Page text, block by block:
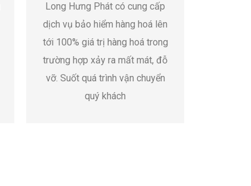
Long Hưng Phát có cung cấp
dịch vụ bảo hiểm hàng hoá lên
tới 100% giá trị hàng hoá trong
trường hợp xảy ra mất mát, đỗ
vỡ. Suốt quá trình vận chuyển
quý khách